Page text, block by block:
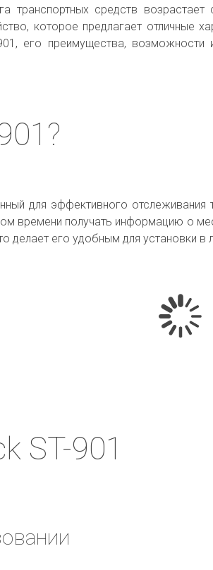
транспортных средств
которое предлагает отличные
его преимущества,
для эффективного отслеживания
времени получать информацию о
делает его удобным для установки
ST-901